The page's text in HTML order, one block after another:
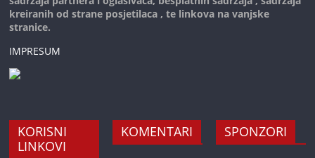
kreiranih od strane posjetilaca , te linkova na vanjske
stranice.
IMPRESUM
KORISNI
LINKOVI
KOMENTARI SPONZORI